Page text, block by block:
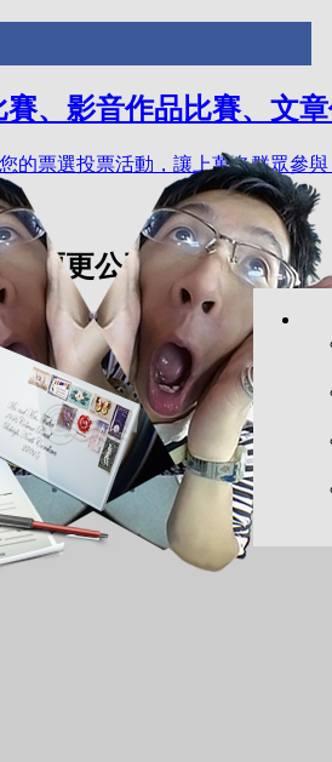
、影音作品比賽、文
的票選投票活動，讓上萬名群眾參
票更公正
，參賽者拉親朋好友一傳十、十傳